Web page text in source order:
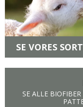
SE VORES
SE ALLE